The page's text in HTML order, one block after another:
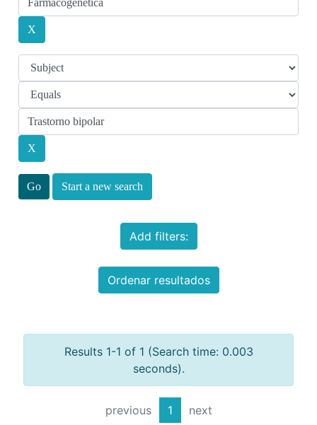
Start a new search
Add filters:
Ordenar resultados
Results 1-1 of 1 (Search time: 0.003
seconds).
previous 1 next